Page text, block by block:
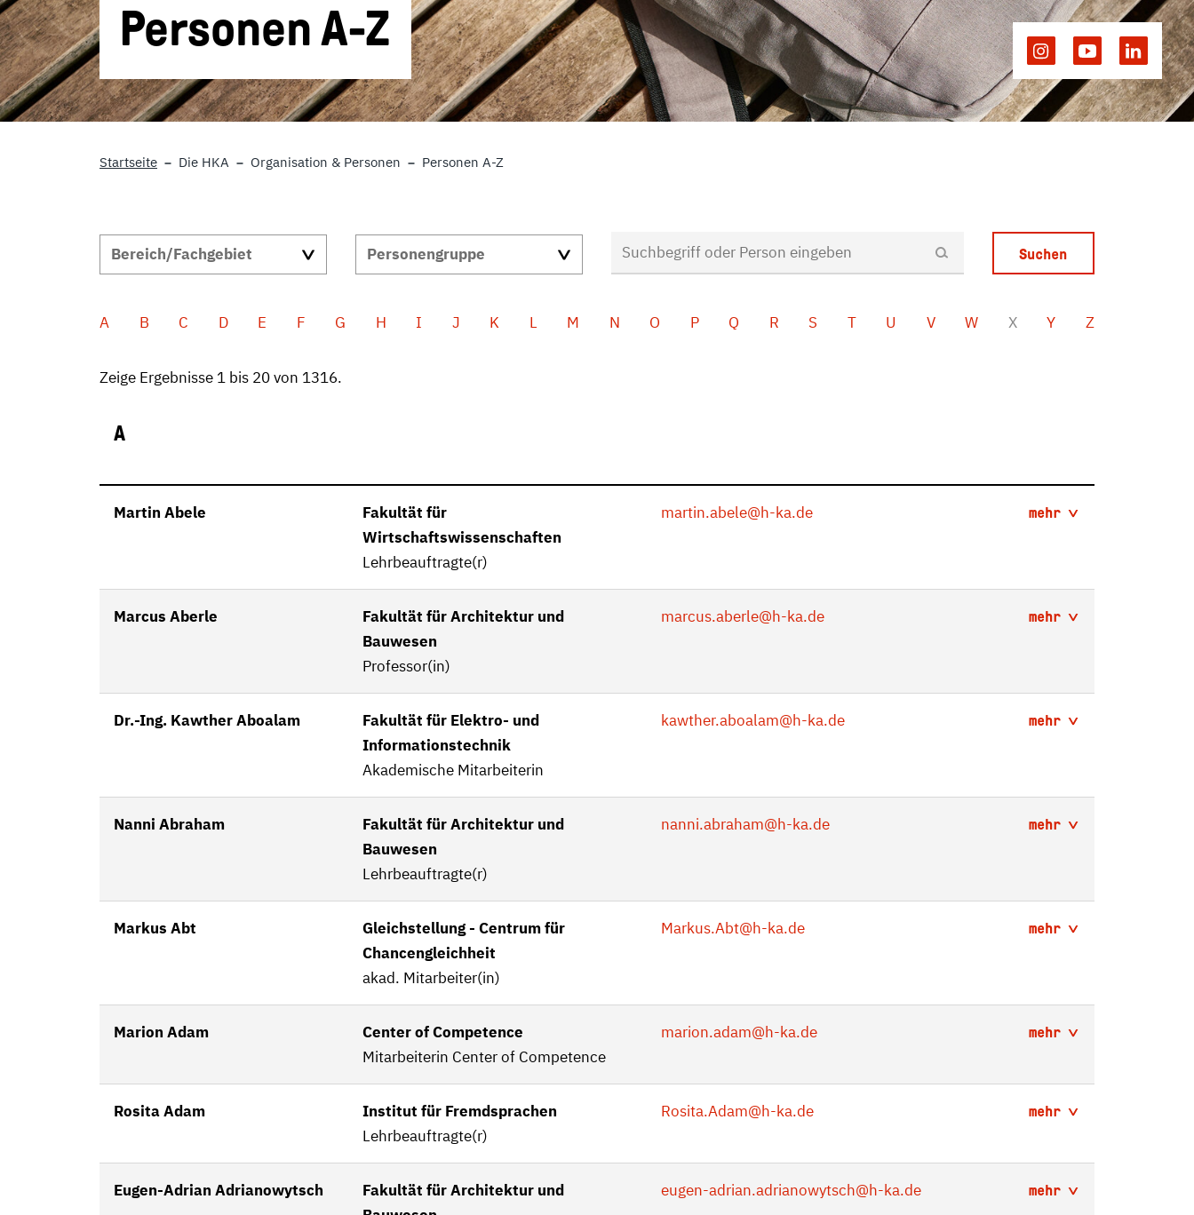
Personen A-Z
Startseite Die HKA Organisation & Personen Personen A-Z
A B C D E F G H I J K L M N O P Q R S T U V W X Y Z
Zeige Ergebnisse 1 bis 20 von 1316.
A
Martin Abele
Fakultät für
Wirtschaftswissenschaften
Lehrbeauftragte(r)
martin.abele@h-ka.de mehr
Marcus Aberle
Fakultät für Architektur und
Bauwesen
Professor(in)
marcus.aberle@h-ka.de mehr
Dr.-Ing. Kawther Aboalam
Fakultät für Elektro- und
Informationstechnik
Akademische Mitarbeiterin
kawther.aboalam@h-ka.de mehr
Nanni Abraham
Fakultät für Architektur und
Bauwesen
Lehrbeauftragte(r)
nanni.abraham@h-ka.de mehr
Markus Abt
Gleichstellung - Centrum für
Chancengleichheit
akad. Mitarbeiter(in)
Markus.Abt@h-ka.de mehr
Marion Adam
Center of Competence
Mitarbeiterin Center of Competence
marion.adam@h-ka.de mehr
Rosita Adam
Institut für Fremdsprachen
Lehrbeauftragte(r)
Rosita.Adam@h-ka.de mehr
Eugen-Adrian Adrianowytsch
Fakultät für Architektur und
eugen-adrian.adrianowytsch@h-ka.de mehr